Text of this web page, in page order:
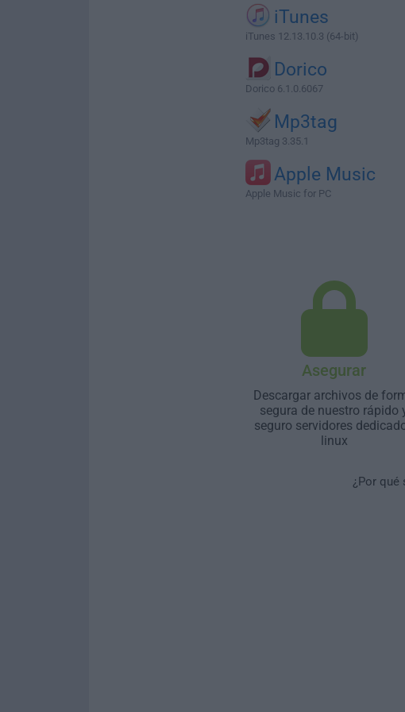
iTunes
iTunes 12.13.10.3 (64-bit)
Dorico
Dorico 6.1.0.6067
Mp3tag
Mp3tag 3.35.1
Apple Music
Apple Music for PC
Asegurar
Descargar archivos de
segura de nuestro rápido
seguro servidores
linux
¿Por qué